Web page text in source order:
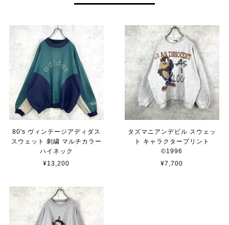
80's ヴィンテージアディダス
スウェット 刺繍 マルチカラー
ハイネック
¥13,200
タズマニアンデビル スウェッ
ト キャラクタープリント
©︎1996
¥7,700